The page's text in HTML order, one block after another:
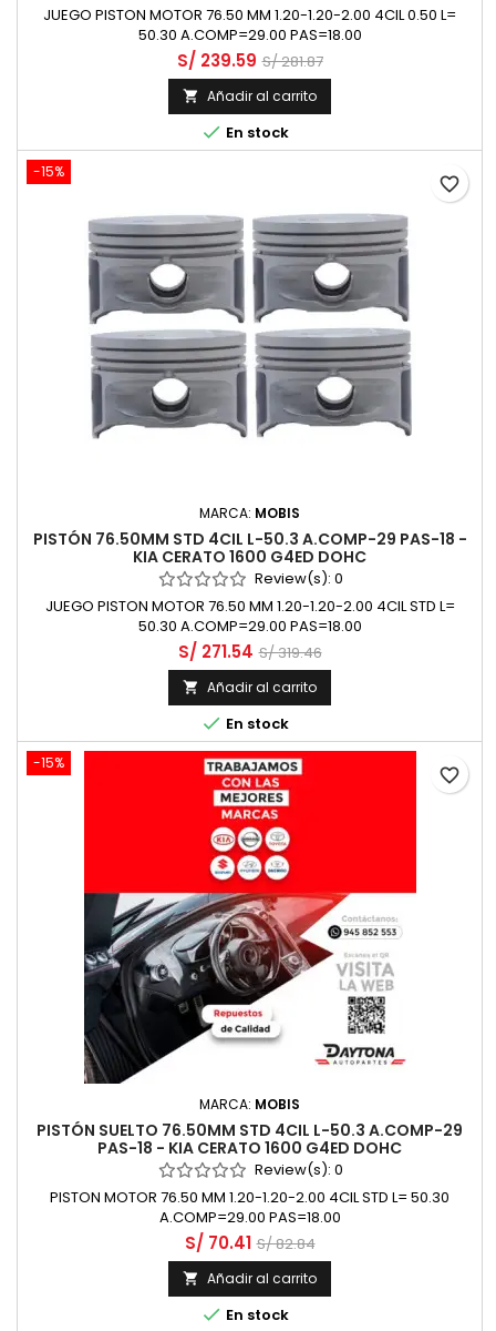
JUEGO PISTON MOTOR 76.50 MM 1.20-1.20-2.00 4CIL 0.50 L=
50.30 A.COMP=29.00 PAS=18.00
S/ 239.59 S/ 281.87
 Añadir al carrito
 En stock
-15%
MARCA: MOBIS
PISTÓN 76.50MM STD 4CIL L-50.3 A.COMP-29 PAS-18 -
KIA CERATO 1600 G4ED DOHC
Review(s): 0
JUEGO PISTON MOTOR 76.50 MM 1.20-1.20-2.00 4CIL STD L=
50.30 A.COMP=29.00 PAS=18.00
S/ 271.54 S/ 319.46
 Añadir al carrito
 En stock
favorite_border
-15%
MARCA: MOBIS
PISTÓN SUELTO 76.50MM STD 4CIL L-50.3 A.COMP-29
PAS-18 - KIA CERATO 1600 G4ED DOHC
Review(s): 0
PISTON MOTOR 76.50 MM 1.20-1.20-2.00 4CIL STD L= 50.30
A.COMP=29.00 PAS=18.00
S/ 70.41 S/ 82.84
 Añadir al carrito
 En stock
favorite_border